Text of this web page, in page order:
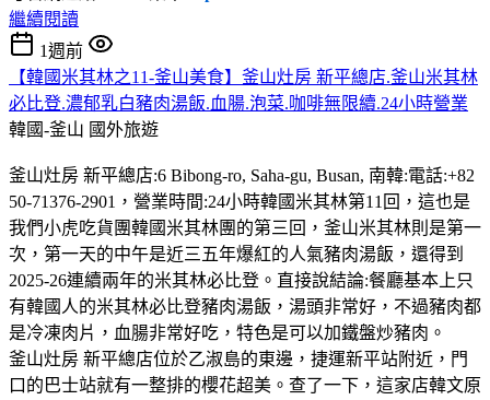
繼續閱讀
1週前
【韓國米其林之11-釜山美食】釜山灶房 新平總店.釜山米其林
必比登.濃郁乳白豬肉湯飯.血腸.泡菜.咖啡無限續.24小時營業
韓國-釜山 國外旅遊
釜山灶房 新平總店:6 Bibong-ro, Saha-gu, Busan, 南韓:電話:+82
50-71376-2901，營業時間:24小時韓國米其林第11回，這也是
我們小虎吃貨團韓國米其林團的第三回，釜山米其林則是第一
次，第一天的中午是近三五年爆紅的人氣豬肉湯飯，還得到
2025-26連續兩年的米其林必比登。直接說結論:餐廳基本上只
有韓國人的米其林必比登豬肉湯飯，湯頭非常好，不過豬肉都
是冷凍肉片，血腸非常好吃，特色是可以加鐵盤炒豬肉。
釜山灶房 新平總店位於乙淑島的東邊，捷運新平站附近，門
口的巴士站就有一整排的櫻花超美。查了一下，這家店韓文原